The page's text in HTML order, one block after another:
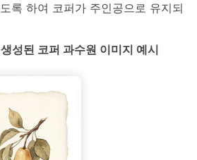
록 하여 코퍼가 주인공으로 유지되
성된 코퍼 과수원 이미지 예시